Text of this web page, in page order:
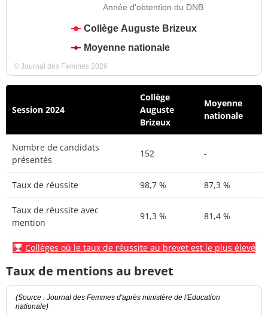
Année d'obtention du DNB
Collège Auguste Brizeux
Moyenne nationale
© Journal des Femmes 2026
Session 2024
Collège
Auguste
Brizeux
Moyenne
nationale
Nombre de candidats
présentés
152 -
Taux de réussite 98,7 % 87,3 %
Taux de réussite avec
mention
91,3 % 81,4 %
Collèges où le taux de réussite au brevet est le plus élevé
Taux de mentions au brevet
(Source : Journal des Femmes d'après ministère de l'Education
nationale)